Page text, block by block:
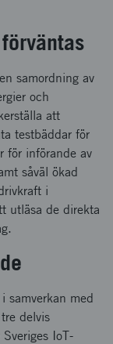
samordning av
och
att
testbäddar för
för införande av
såväl ökad
i
utläsa de direkta
samverkan med
delvis
IoT-